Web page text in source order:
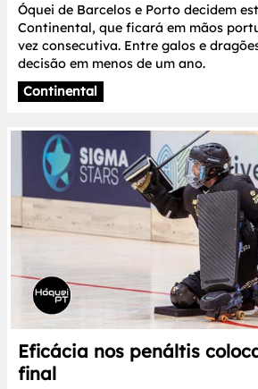
Óquei de Barcelos e Porto decidem
Continental, que ficará em mãos
vez consecutiva. Entre galos e
decisão em menos de um ano.
Continental
Eficácia nos penáltis
final